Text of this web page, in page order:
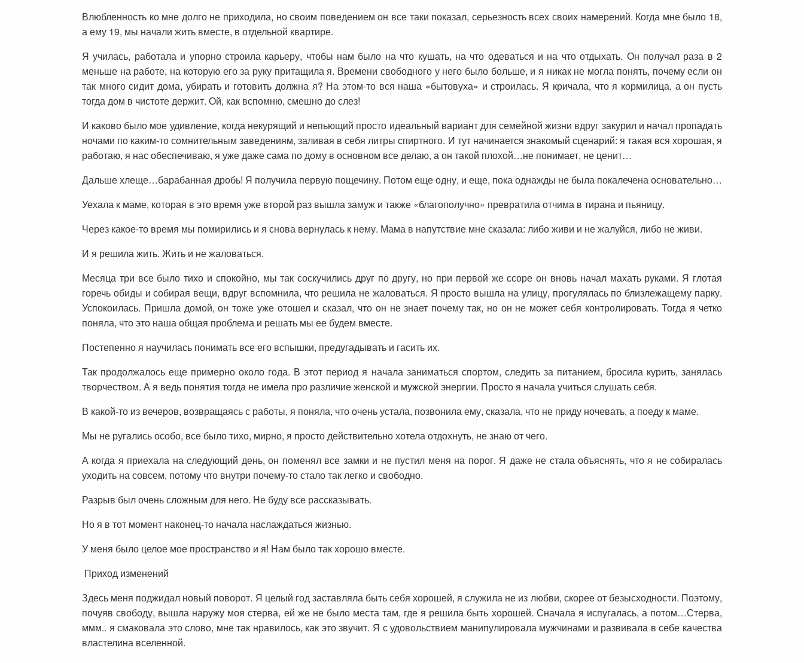
Влюбленность ко мне долго не приходила, но своим поведением он все таки показал, серьезность всех своих намерений. Когда мне было 18,
а ему 19, мы начали жить вместе, в отдельной квартире.
Я училась, работала и упорно строила карьеру, чтобы нам было на что кушать, на что одеваться и на что отдыхать. Он получал раза в 2
меньше на работе, на которую его за руку притащила я. Времени свободного у него было больше, и я никак не могла понять, почему если он
так много сидит дома, убирать и готовить должна я? На этом-то вся наша «бытовуха» и строилась. Я кричала, что я кормилица, а он пусть
тогда дом в чистоте держит. Ой, как вспомню, смешно до слез!
И каково было мое удивление, когда некурящий и непьющий просто идеальный вариант для семейной жизни вдруг закурил и начал пропадать
ночами по каким-то сомнительным заведениям, заливая в себя литры спиртного. И тут начинается знакомый сценарий: я такая вся хорошая, я
работаю, я нас обеспечиваю, я уже даже сама по дому в основном все делаю, а он такой плохой…не понимает, не ценит…
Дальше хлеще…барабанная дробь! Я получила первую пощечину. Потом еще одну, и еще, пока однажды не была покалечена основательно…
Уехала к маме, которая в это время уже второй раз вышла замуж и также «благополучно» превратила отчима в тирана и пьяницу.
Через какое-то время мы помирились и я снова вернулась к нему. Мама в напутствие мне сказала: либо живи и не жалуйся, либо не живи.
И я решила жить. Жить и не жаловаться.
Месяца три все было тихо и спокойно, мы так соскучились друг по другу, но при первой же ссоре он вновь начал махать руками. Я глотая
горечь обиды и собирая вещи, вдруг вспомнила, что решила не жаловаться. Я просто вышла на улицу, прогулялась по близлежащему парку.
Успокоилась. Пришла домой, он тоже уже отошел и сказал, что он не знает почему так, но он не может себя контролировать. Тогда я четко
поняла, что это наша общая проблема и решать мы ее будем вместе.
Постепенно я научилась понимать все его вспышки, предугадывать и гасить их.
Так продолжалось еще примерно около года. В этот период я начала заниматься спортом, следить за питанием, бросила курить, занялась
творчеством. А я ведь понятия тогда не имела про различие женской и мужской энергии. Просто я начала учиться слушать себя.
В какой-то из вечеров, возвращаясь с работы, я поняла, что очень устала, позвонила ему, сказала, что не приду ночевать, а поеду к маме.
Мы не ругались особо, все было тихо, мирно, я просто действительно хотела отдохнуть, не знаю от чего.
А когда я приехала на следующий день, он поменял все замки и не пустил меня на порог. Я даже не стала объяснять, что я не собиралась
уходить на совсем, потому что внутри почему-то стало так легко и свободно.
Разрыв был очень сложным для него. Не буду все рассказывать.
Но я в тот момент наконец-то начала наслаждаться жизнью.
У меня было целое мое пространство и я! Нам было так хорошо вместе.
Приход изменений
Здесь меня поджидал новый поворот. Я целый год заставляла быть себя хорошей, я служила не из любви, скорее от безысходности. Поэтому,
почуяв свободу, вышла наружу моя стерва, ей же не было места там, где я решила быть хорошей. Сначала я испугалась, а потом…Стерва,
ммм.. я смаковала это слово, мне так нравилось, как это звучит. Я с удовольствием манипулировала мужчинами и развивала в себе качества
властелина вселенной.